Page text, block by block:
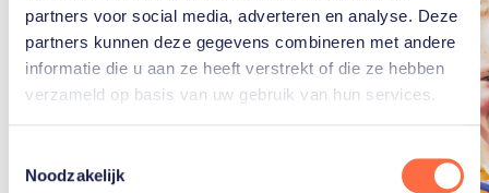
partners voor social media, adverteren en analyse. Deze
partners kunnen deze gegevens combineren met andere
informatie die u aan ze heeft verstrekt of die ze hebben
verzameld op basis van uw gebruik van hun services.
Noodzakelijk